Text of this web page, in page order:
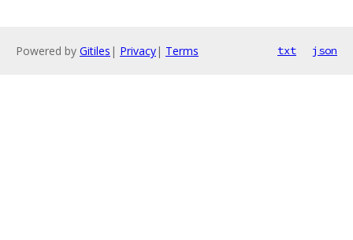
Powered by Gitiles | Privacy| Terms txt json